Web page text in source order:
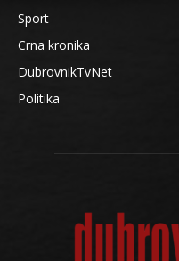
Sport
Crna kronika
DubrovnikTvNet
Politika